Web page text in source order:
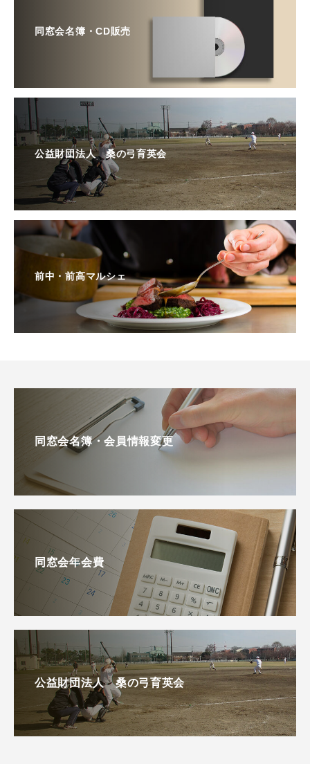
同窓会名簿・CD販売
公益財団法人 桑の弓育英会
前中・前高マルシェ
同窓会名簿・会員情報変更
同窓会年会費
公益財団法人 桑の弓育英会